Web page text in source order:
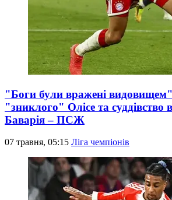
"Боги були вражені
"зниклого" Олісе та суддівство
Баварія – ПСЖ
07 травня, 05:15 Ліга чемпіонів